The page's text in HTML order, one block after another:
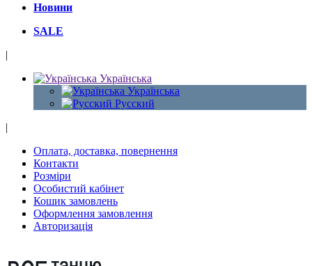
Новини
SALE
|
Українська
Українська
Русский
|
Оплата, доставка, повернення
Контакти
Розміри
Особистий кабінет
Кошик замовлень
Оформлення замовлення
Авторизація